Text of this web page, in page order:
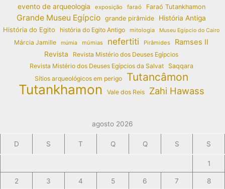
evento de arqueologia exposição faraó Faraó Tutankhamon
Grande Museu Egípcio grande pirâmide
História Antiga
História do Egito
história do Egito Antigo mitologia Museu Egípcio do Cairo
Márcia Jamille múmia múmias nefertiti Pirâmides Ramses II
Revista
Revista Mistério dos Deuses Egípcios
Revista Mistério dos Deuses Egípcios da Salvat
Saqqara
Sítios arqueológicos em perigo
Tutancâmon
Tutankhamon Vale dos Reis Zahi Hawass
agosto 2026
D S T Q Q S S
1
2 3 4 5 6 7 8